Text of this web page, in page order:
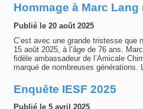
Hommage à Marc Lang
Publié le 20 août 2025
C’est avec une grande tristesse que
15 août 2025, à l’âge de 76 ans.
fidèle ambassadeur de l’Amicale
marqué de nombreuses
Enquête IESF 2025
Publié le 5 avril 2025